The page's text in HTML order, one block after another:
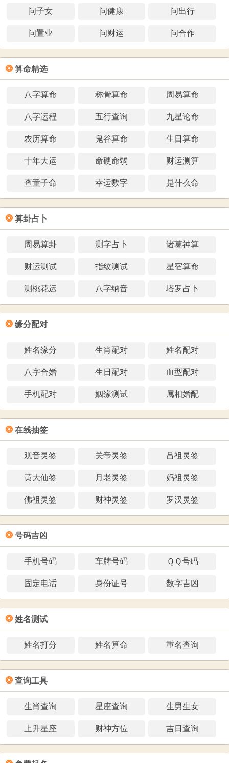
问子女 问健康 问出行
问置业 问财运 问合作
❂ 算命精选
八字算命 称骨算命 周易算命
八字运程 五行查询 九星论命
农历算命 鬼谷算命 生日算命
十年大运 命硬命弱 财运测算
查童子命 幸运数字 是什么命
❂ 算卦占卜
周易算卦 测字占卜 诸葛神算
财运测试 指纹测试 星宿算命
测桃花运 八字纳音 塔罗占卜
❂ 缘分配对
姓名缘分 生肖配对 姓名配对
八字合婚 生日配对 血型配对
手机配对 姻缘测试 属相婚配
❂ 在线抽签
观音灵签 关帝灵签 吕祖灵签
黄大仙签 月老灵签 妈祖灵签
佛祖灵签 财神灵签 罗汉灵签
❂ 号码吉凶
手机号码 车牌号码 ＱＱ号码
固定电话 身份证号 数字吉凶
❂ 姓名测试
姓名打分 姓名算命 重名查询
❂ 查询工具
生肖查询 星座查询 生男生女
上升星座 财神方位 吉日查询